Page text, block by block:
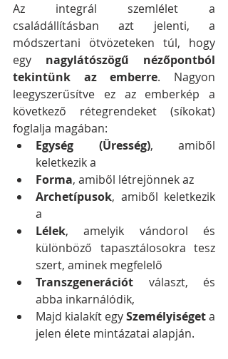
Az integrál szemlélet a
családállításban azt jelenti, a
módszertani ötvözeteken túl, hogy
egy nagylátószögű nézőpontból
tekintünk az emberre. Nagyon
leegyszerűsítve ez az emberkép a
következő rétegrendeket (síkokat)
foglalja magában:
Egység (Üresség), amiből
keletkezik a
Forma, amiből létrejönnek az
Archetípusok, amiből keletkezik
a
Lélek, amelyik vándorol és
különböző tapasztálosokra tesz
szert, aminek megfelelő
Transzgenerációt választ, és
abba inkarnálódik,
Majd kialakít egy Személyiséget a
jelen élete mintázatai alapján.